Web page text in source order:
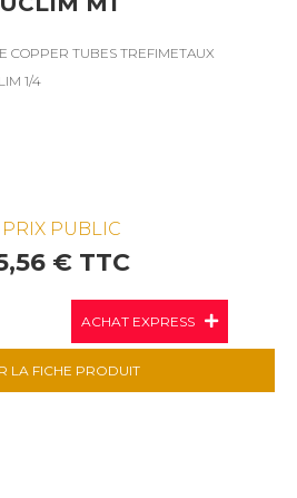
COPPER TUBES TREFIMETAUX
1/4
PRIX PUBLIC
€ TTC
ACHAT EXPRESS
LA FICHE PRODUIT